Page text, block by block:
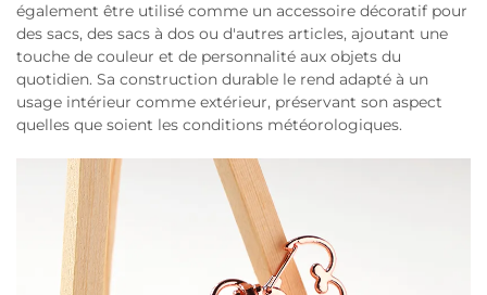
également être utilisé comme un accessoire décoratif pour
des sacs, des sacs à dos ou d'autres articles, ajoutant une
touche de couleur et de personnalité aux objets du
quotidien. Sa construction durable le rend adapté à un
usage intérieur comme extérieur, préservant son aspect
quelles que soient les conditions météorologiques.